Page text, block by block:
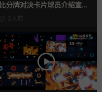
比分牌对决卡片球员介绍宣传
视频AE模板
3天前